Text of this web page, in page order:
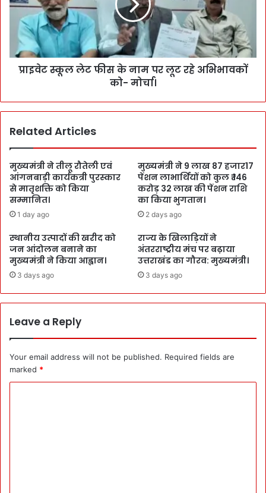
प्राइवेट स्कूल लेट फीस के नाम पर लूट रहे अभिभावकों
को- मोर्चा।
Related Articles
मुख्यमंत्री ने तीलू रौतेली एवं
आंगनबाड़ी कार्यकत्री पुरस्कार
से मातृशक्ति को किया
सम्मानित।
1 day ago
मुख्यमंत्री ने 9 लाख 87 हजार17
पेंशन लाभार्थियों को कुल ₹ 146
करोड़ 32 लाख की पेंशन राशि
का किया भुगतान।
2 days ago
स्थानीय उत्पादों की खरीद को
जन आंदोलन बनाने का
मुख्यमंत्री ने किया आह्वान।
3 days ago
राज्य के खिलाड़ियों ने
अंतरराष्ट्रीय मंच पर बढ़ाया
उत्तराखंड का गौरव: मुख्यमंत्री।
3 days ago
Leave a Reply
Your email address will not be published. Required fields are
marked *